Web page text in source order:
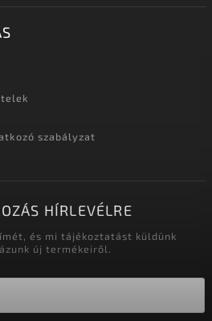
szabályzat
HÍRLEVÉLRE
és mi tájékoztatást küldünk
új termékeiről.